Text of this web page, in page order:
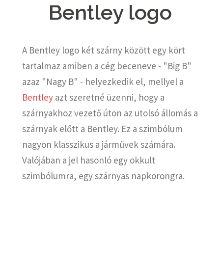
Bentley logo
A Bentley logo két szárny között egy kört
tartalmaz amiben a cég beceneve - "Big B"
azaz "Nagy B" - helyezkedik el, mellyel a
Bentley azt szeretné üzenni, hogy a
szárnyakhoz vezető úton az utolsó állomás a
szárnyak előtt a Bentley. Ez a szimbólum
nagyon klasszikus a járművek számára.
Valójában a jel hasonló egy okkult
szimbólumra, egy szárnyas napkorongra.